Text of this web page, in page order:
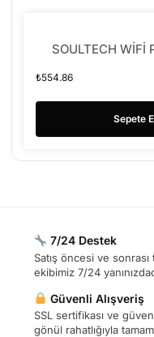
SOULTECH WİFİ
₺554.86
Sepete
7/24 Destek
Satış öncesi ve
ekibimiz 7/24
Güvenli Alışveriş
SSL sertifikası ve
gönül rahatlığıyla